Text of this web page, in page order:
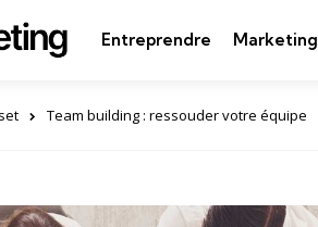
Entreprendre Marketing
Team building : ressouder votre équipe